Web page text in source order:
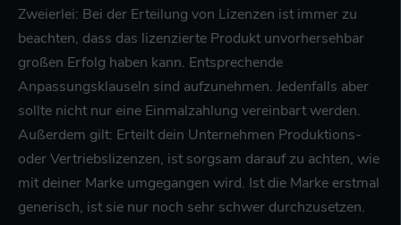
Zweierlei: Bei der Erteilung von Lizenzen ist immer zu
beachten, dass das lizenzierte Produkt unvorhersehbar
großen Erfolg haben kann. Entsprechende
Anpassungsklauseln sind aufzunehmen. Jedenfalls aber
sollte nicht nur eine Einmalzahlung vereinbart werden.
Außerdem gilt: Erteilt dein Unternehmen Produktions-
oder Vertriebslizenzen, ist sorgsam darauf zu achten, wie
mit deiner Marke umgegangen wird. Ist die Marke erstmal
generisch, ist sie nur noch sehr schwer durchzusetzen.